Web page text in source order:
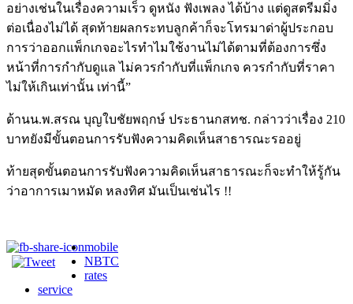
อย่างเช่นในเรื่องความเร็ว ดูหนัง ฟังเพลง ได้บ้าง แต่ดูสตรีมมิ่ง
ต่อเนื่องไม่ได้ สุดท้ายผลกระทบลูกค้าก็จะโทรมาด่าผู้ประกอบ
การว่าออกแพ็กเกจอะไรทำไมใช้งานไม่ได้ตามที่ต้องการซึ่ง
หน้าที่การกำกับดูแล ไม่ควรกำกับที่แพ็กเกจ ควรกำกับที่ราคา
ไม่ให้เกินเท่านั้น เท่านี้”
ด้านน.พ.สรณ บุญใบชัยพฤกษ์ ประธานกสทช. กล่าวว่าเรื่อง 210
บาทยังมีขั้นตอนการรับฟังความคิดเห็นสาธารณะรออยู่
ท้ายสุดขั้นตอนการรับฟังความคิดเห็นสาธารณะก็จะทำให้รู้กัน
ว่าอาการเมาหมัด หลงทิศ มันเป็นเช่นไร !!
mobile
NBTC
rates
service